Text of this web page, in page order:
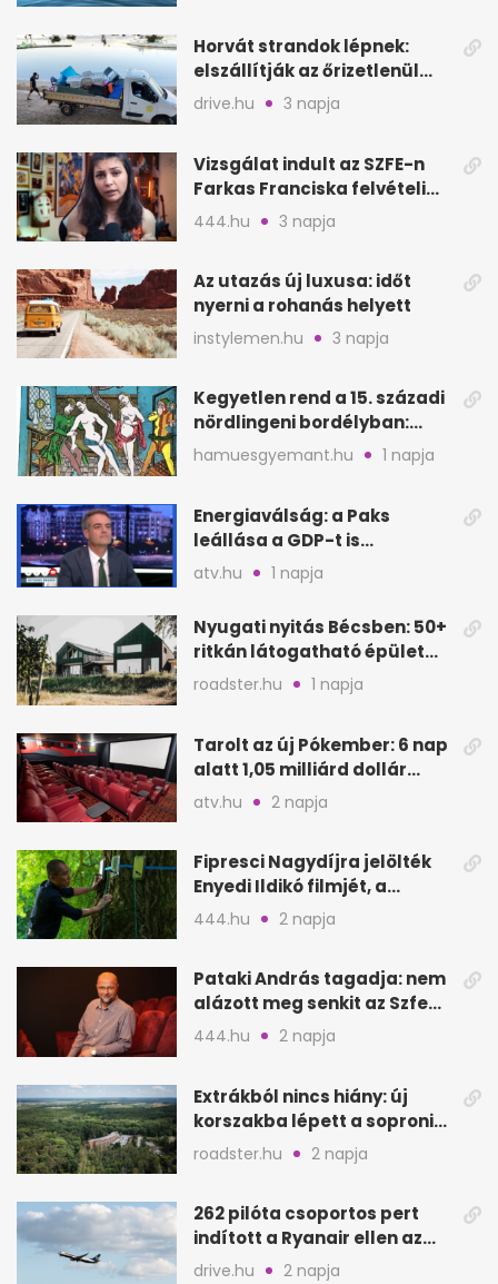
Horvát strandok lépnek:
elszállítják az őrizetlenül
hagyott törölközőket
drive.hu 3 napja
Vizsgálat indult az SZFE-n
Farkas Franciska felvételi
videója után
444.hu 3 napja
Az utazás új luxusa: időt
nyerni a rohanás helyett
instylemen.hu 3 napja
Kegyetlen rend a 15. századi
nördlingeni bordélyban:
verés, éheztetés
hamuesgyemant.hu 1 napja
Energiaválság: a Paks
leállása a GDP-t is
megütheti, int az
Oeconomus
atv.hu 1 napja
Nyugati nyitás Bécsben: 50+
ritkán látogatható épület
nyílik meg
roadster.hu 1 napja
Tarolt az új Pókember: 6 nap
alatt 1,05 milliárd dollár
bevétel
atv.hu 2 napja
Fipresci Nagydíjra jelölték
Enyedi Ildikó filmjét, a
Csendes barátot
444.hu 2 napja
Pataki András tagadja: nem
alázott meg senkit az Szfe
felvételijén
444.hu 2 napja
Extrákból nincs hiány: új
korszakba lépett a soproni
Fagus Hotel
roadster.hu 2 napja
262 pilóta csoportos pert
indított a Ryanair ellen az
Egyesült Királyságban
drive.hu 2 napja